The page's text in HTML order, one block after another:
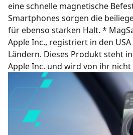
eine schnelle magnetische
Smartphones sorgen die
für ebenso starken Halt. *
Apple Inc., registriert in den
Ländern. Dieses Produkt steht
Apple Inc. und wird von ihr